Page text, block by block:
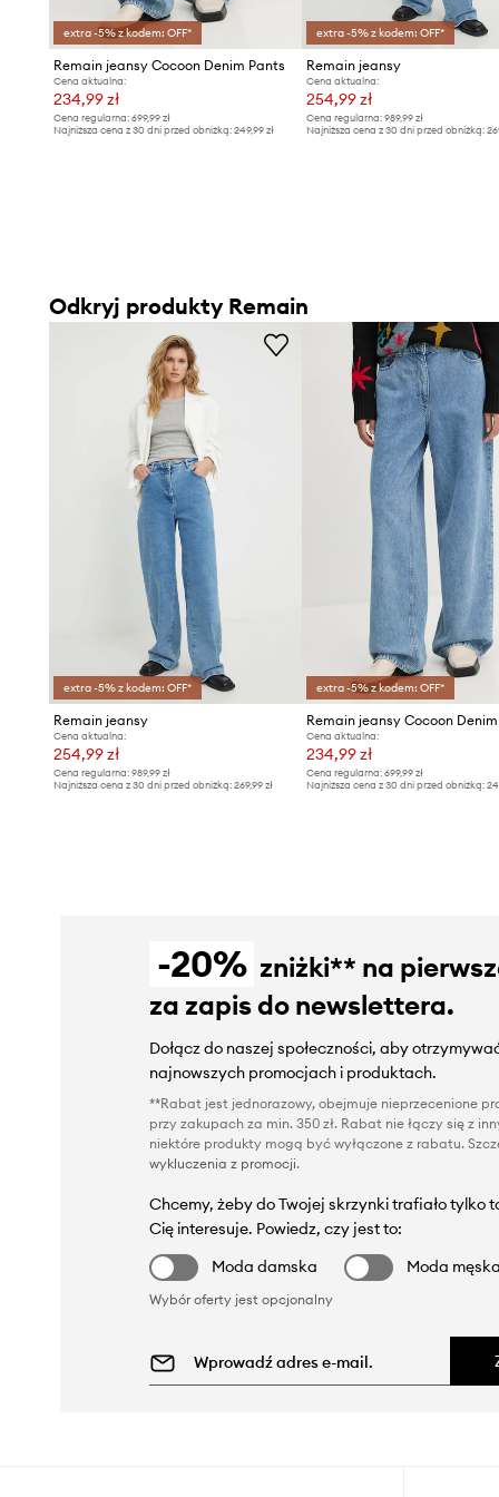
extra -5% z kodem: OFF*
Remain jeansy Cocoon Denim Pants
Cena aktualna:
234,99 zł
Cena regularna: 699,99 zł
Najniższa cena z 30 dni przed obniżką: 249,99 zł
extra -5% z kodem: OFF*
Remain jeansy
Cena aktualna:
254,99 zł
Cena regularna:989,99 zł
Najniższa cena z 30 dni przed obniżką:
Odkryj produkty Remain
extra -5% z kodem: OFF*
Remain jeansy
Cena aktualna:
254,99 zł
Cena regularna: 989,99 zł
Najniższa cena z 30 dni przed obniżką: 269,99 zł
extra -5% z kodem: OFF*
Remain jeansy Cocoon
Cena aktualna:
234,99 zł
Cena regularna:699,99 zł
Najniższa cena z 30 dni przed obniżką:
-20% zniżki** na
za zapis do newslettera.
Dołącz do naszej społeczności, aby
najnowszych promocjach i produktach.
**Rabat jest jednorazowy, obejmuje nieprzecenione
przy zakupach za min. 350 zł. Rabat nie łączy się z
niektóre produkty mogą być wyłączone z rabatu.
wykluczenia z promocji.
Chcemy, żeby do Twojej skrzynki trafiało tylko
Cię interesuje. Powiedz, czy jest to:
Moda damska
Moda męska
Wybór oferty jest opcjonalny